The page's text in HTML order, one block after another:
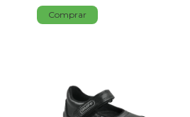
Comprar